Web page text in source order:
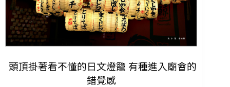
頭頂掛著看不懂的日文燈籠 有種進入廟會的
錯覺感